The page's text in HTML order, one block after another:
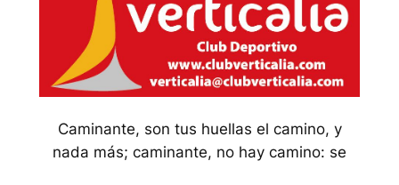
Caminante, son tus huellas el camino, y
nada más; caminante, no hay camino: se